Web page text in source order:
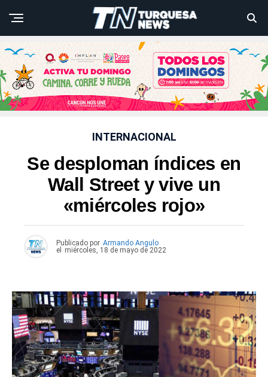
INTERNACIONAL
Se desploman índices en
Wall Street y vive un
«miércoles rojo»
Publicado por Armando Angulo
el
miércoles, 18 de mayo de 2022